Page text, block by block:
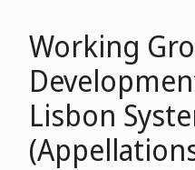
Working
Lisbon